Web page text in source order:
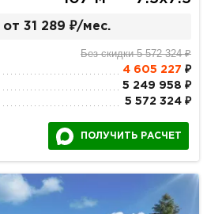
от 31 289 ₽/мес.
Без скидки 5 572 324 ₽
4 605 227 ₽
5 249 958 ₽
5 572 324 ₽
ПОЛУЧИТЬ РАСЧЕТ